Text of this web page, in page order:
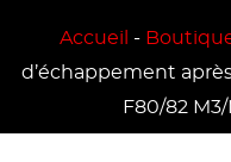
Accueil -
d’échappement
F80/82